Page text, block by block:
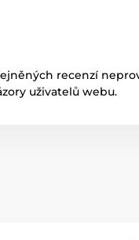
recenzí
uživatelů webu.